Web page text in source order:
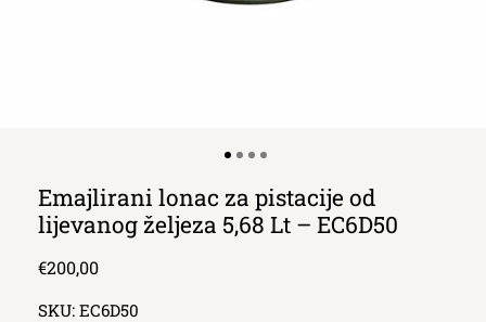
Emajlirani lonac za pistacije od
lijevanog željeza 5,68 Lt – EC6D50
Redna
€200,00
SKU: EC6D50